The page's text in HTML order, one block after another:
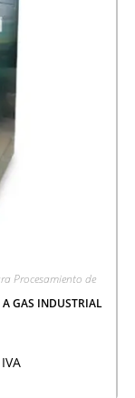
Procesamiento de
GAS INDUSTRIAL